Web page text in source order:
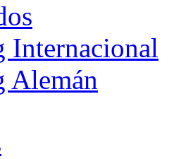
Internacional
Alemán